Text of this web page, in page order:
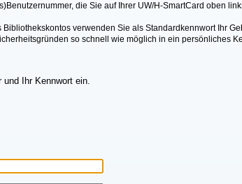
die Sie auf Ihrer UW/H-SmartCard oben
verwenden Sie als Standardkennwort Ihr
so schnell wie möglich in ein persönliches
und Ihr Kennwort ein.